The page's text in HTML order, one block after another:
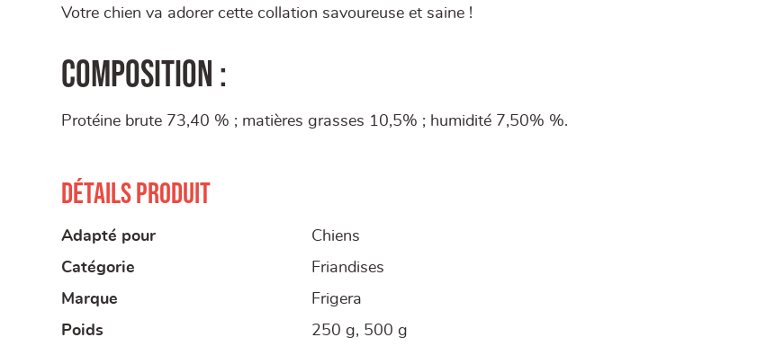
Votre chien va adorer cette collation savoureuse et saine !
Composition :
Protéine brute 73,40 % ; matières grasses 10,5% ; humidité 7,50% %.
Détails produit
Adapté pour
Chiens
Catégorie
Friandises
Marque
Frigera
Poids
250 g, 500 g